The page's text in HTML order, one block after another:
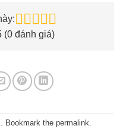
(0đánh giá)
. Bookmark the permalink.